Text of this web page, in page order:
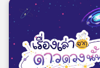
ข่าว
และ
กิจกรรม